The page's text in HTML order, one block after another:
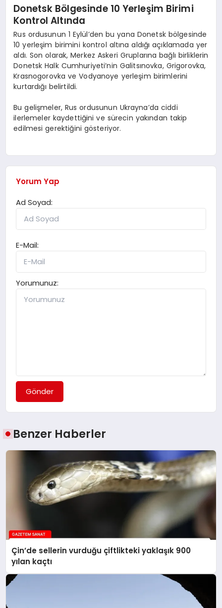
Donetsk Bölgesinde 10 Yerleşim Birimi
Kontrol Altında
Rus ordusunun 1 Eylül’den bu yana Donetsk bölgesinde
10 yerleşim birimini kontrol altına aldığı açıklamada yer
aldı. Son olarak, Merkez Askeri Gruplarına bağlı birliklerin
Donetsk Halk Cumhuriyeti’nin Galitsınovka, Grigorovka,
Krasnogorovka ve Vodyanoye yerleşim birimlerini
kurtardığı belirtildi.
Bu gelişmeler, Rus ordusunun Ukrayna’da ciddi
ilerlemeler kaydettiğini ve sürecin yakından takip
edilmesi gerektiğini gösteriyor.
Yorum Yap
Ad Soyad:
E-Mail:
Yorumunuz:
Gönder
Benzer Haberler
Çin’de sellerin vurduğu çiftlikteki yaklaşık 900
yılan kaçtı